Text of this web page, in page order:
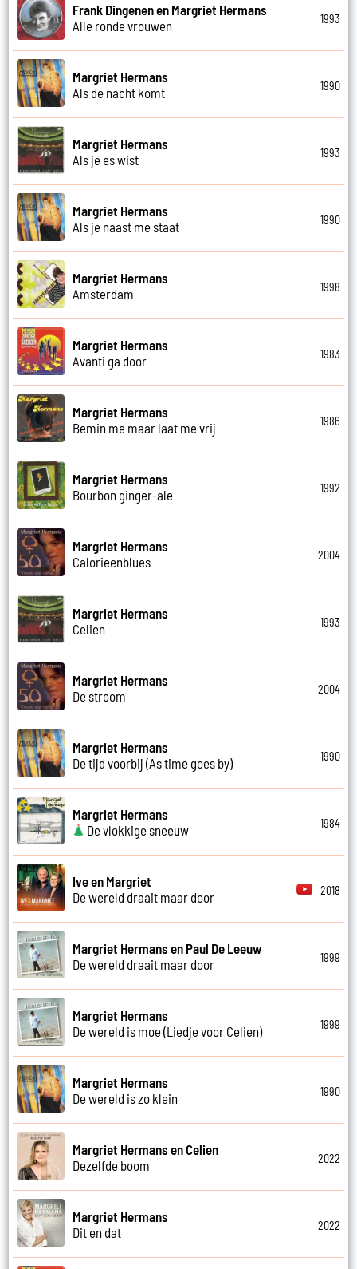
Frank Dingenen en Margriet Hermans
Alle ronde vrouwen
1993
Margriet Hermans
Als de nacht komt
1990
Margriet Hermans
Als je es wist
1993
Margriet Hermans
Als je naast me staat
1990
Margriet Hermans
Amsterdam
1998
Margriet Hermans
Avanti ga door
1983
Margriet Hermans
Bemin me maar laat me vrij
1986
Margriet Hermans
Bourbon ginger-ale
1992
Margriet Hermans
Calorieenblues
2004
Margriet Hermans
Celien
1993
Margriet Hermans
De stroom
2004
Margriet Hermans
De tijd voorbij (As time goes by)
1990
Margriet Hermans
De vlokkige sneeuw
1984
Ive en Margriet
De wereld draait maar door
2018
Margriet Hermans en Paul De Leeuw
De wereld draait maar door
1999
Margriet Hermans
De wereld is moe (Liedje voor Celien)
1999
Margriet Hermans
De wereld is zo klein
1990
Margriet Hermans en Celien
Dezelfde boom
2022
Margriet Hermans
Dit en dat
2022